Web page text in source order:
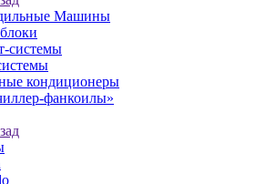
Машины
системы
кондиционеры
фанкоилы»